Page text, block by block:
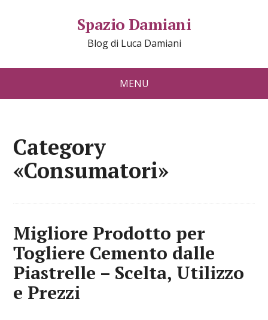
Spazio Damiani
Blog di Luca Damiani
MENU
Category
«Consumatori»
Migliore Prodotto per
Togliere Cemento dalle
Piastrelle – Scelta, Utilizzo
e Prezzi